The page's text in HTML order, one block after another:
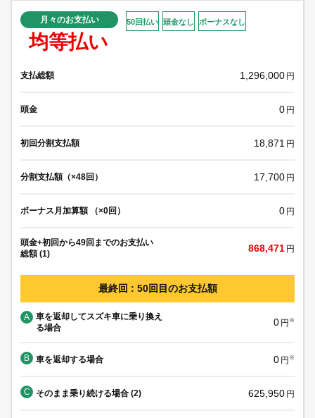
月々のお支払い
均等払い
50回払い 頭金なし ボーナスなし
支払総額 1,296,000 円
頭金 0 円
初回分割支払額 18,871 円
分割支払額（×48回） 17,700 円
ボーナス月加算額 （×0回） 0 円
頭金+初回から49回までのお支払い
総額 (1)
868,471 円
最終回 : 50回目のお支払額
A
車を返却してスズキ車に乗り換え
る場合
0 円 ※
B 車を返却する場合 0 円 ※
C そのまま乗り続ける場合 (2) 625,950 円